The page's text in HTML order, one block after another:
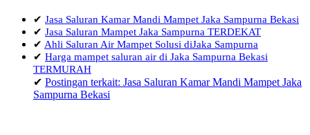
✔ Jasa Saluran Kamar Mandi Mampet Jaka Sampurna Bekasi
✔ Jasa Saluran Mampet Jaka Sampurna TERDEKAT
✔ Ahli Saluran Air Mampet Solusi diJaka Sampurna
✔ Harga mampet saluran air di Jaka Sampurna Bekasi
TERMURAH
✔ Postingan terkait: Jasa Saluran Kamar Mandi Mampet Jaka
Sampurna Bekasi